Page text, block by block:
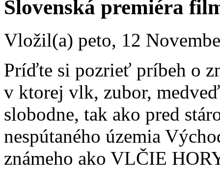
Slovenská premiéra
Vložil(a) peto, 12
Príďte si pozrieť príbeh o
v ktorej vlk, zubor,
slobodne, tak ako pred
nespútaného územia
známeho ako VLČIE